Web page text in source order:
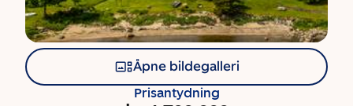
Åpne bildegalleri
Prisantydning